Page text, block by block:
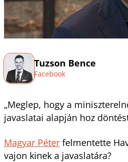
Tuzson Bence
Facebook
„Meglep, hogy a
javaslatai alapján hoz
Magyar Péterfelmentette
vajon kinek a javaslatára?